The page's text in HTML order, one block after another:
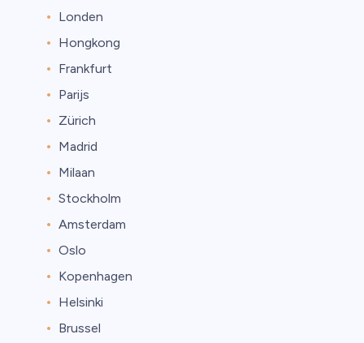
Londen
Hongkong
Frankfurt
Parijs
Zürich
Madrid
Milaan
Stockholm
Amsterdam
Oslo
Kopenhagen
Helsinki
Brussel